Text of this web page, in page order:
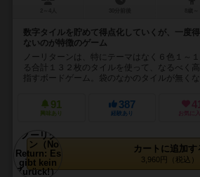
数字タイルを貯めて得点化していくが、一度
ないのが特徴のゲーム
ノーリターンは、特にテーマはなく６色１～
る合計１３２枚のタイルを使って、なるべく
指すボードゲーム。袋のなかのタイルが無く
91
興味あり
387
経験あり
41
お気に入
カートに追加す
3,960円（税込）